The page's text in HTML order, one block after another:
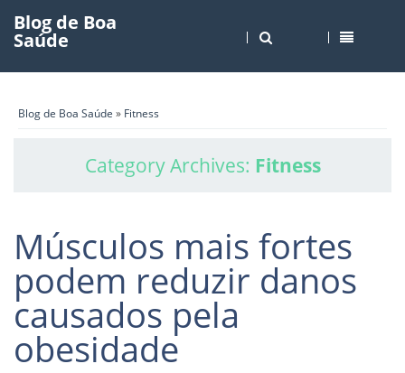
Blog de Boa
Saúde
Blog de Boa Saúde » Fitness
Category Archives: Fitness
Músculos mais fortes
podem reduzir danos
causados pela
obesidade